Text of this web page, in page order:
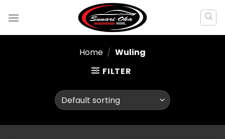
Home / Wuling
FILTER